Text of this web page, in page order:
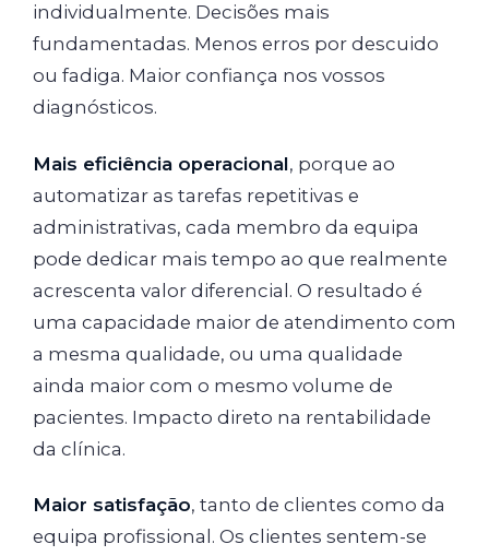
individualmente. Decisões mais
fundamentadas. Menos erros por descuido
ou fadiga. Maior confiança nos vossos
diagnósticos.
Mais eficiência operacional, porque ao
automatizar as tarefas repetitivas e
administrativas, cada membro da equipa
pode dedicar mais tempo ao que realmente
acrescenta valor diferencial. O resultado é
uma capacidade maior de atendimento com
a mesma qualidade, ou uma qualidade
ainda maior com o mesmo volume de
pacientes. Impacto direto na rentabilidade
da clínica.
Maior satisfação, tanto de clientes como da
equipa profissional. Os clientes sentem-se